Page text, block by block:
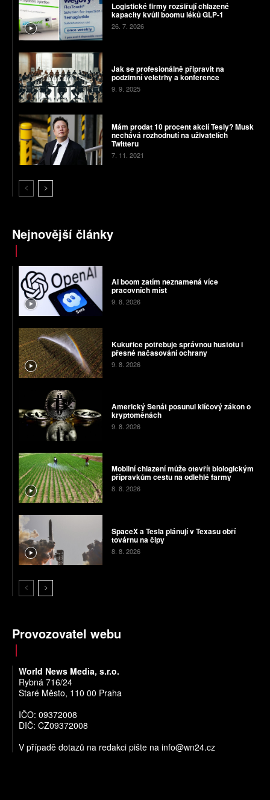
Logistické firmy rozšiřují chlazené
kapacity kvůli boomu léků GLP-1
26. 7. 2026
Jak se profesionálně připravit na
podzimní veletrhy a konference
9. 9. 2025
Mám prodat 10 procent akcií Tesly? Musk
nechává rozhodnutí na uživatelích
Twitteru
7. 11. 2021
Nejnovější články
AI boom zatím neznamená více
pracovních míst
9. 8. 2026
Kukuřice potřebuje správnou hustotu i
přesné načasování ochrany
9. 8. 2026
Americký Senát posunul klíčový zákon o
kryptoměnách
9. 8. 2026
Mobilní chlazení může otevřít biologickým
přípravkům cestu na odlehlé farmy
8. 8. 2026
SpaceX a Tesla plánují v Texasu obří
továrnu na čipy
8. 8. 2026
Provozovatel webu
World News Media, s.r.o.
Rybná 716/24
Staré Město, 110 00 Praha
IČO: 09372008
DIČ: CZ09372008
V případě dotazů na redakci pište na info@wn24.cz